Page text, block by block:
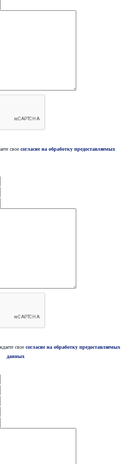
свое согласие на обработку предоставляемых
свое согласие на обработку предоставляемых
данных